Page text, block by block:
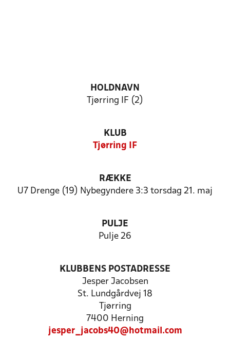
HOLDNAVN
Tjørring IF (2)
KLUB
Tjørring IF
RÆKKE
U7 Drenge (19) Nybegyndere 3:3 torsdag 21. maj
PULJE
Pulje 26
KLUBBENS POSTADRESSE
Jesper Jacobsen
St. Lundgårdvej 18
Tjørring
7400 Herning
jesper_jacobs40@hotmail.com